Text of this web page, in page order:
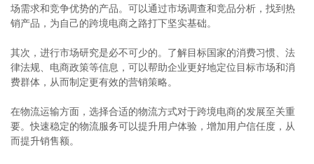
场需求和竞争优势的产品。可以通过市场调查和竞品分析，找到热
销产品，为自己的跨境电商之路打下坚实基础。
其次，进行市场研究是必不可少的。了解目标国家的消费习惯、法
律法规、电商政策等信息，可以帮助企业更好地定位目标市场和消
费群体，从而制定更有效的营销策略。
在物流运输方面，选择合适的物流方式对于跨境电商的发展至关重
要。快速稳定的物流服务可以提升用户体验，增加用户信任度，从
而提升销售额。